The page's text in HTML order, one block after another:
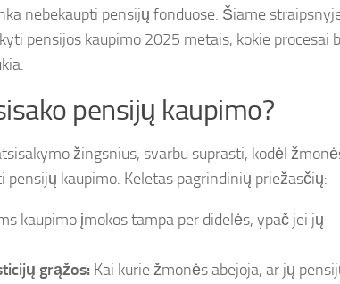
nebekaupti pensijų fonduose. Šiame
pensijos kaupimo 2025 metais, kokie procesai
pensijų kaupimo?
žingsnius, svarbu suprasti, kodėl
kaupimo. Keletas pagrindinių priežasčių:
kaupimo įmokos tampa per didelės, ypač jei jų
grąžos: Kai kurie žmonės abejoja, ar jų